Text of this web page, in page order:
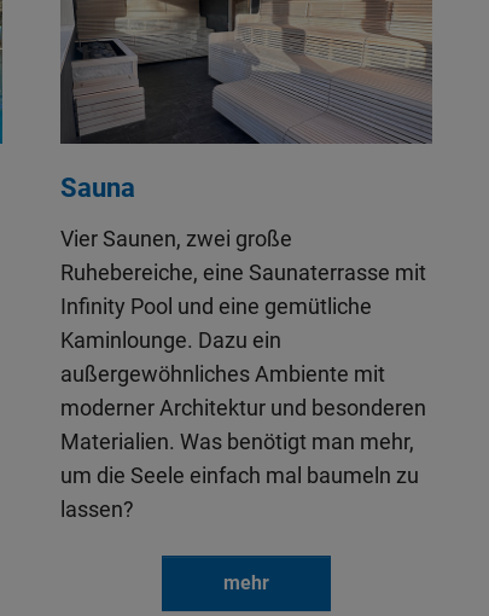
Sauna
Vier Saunen, zwei große
Ruhebereiche, eine Saunaterrasse mit
Infinity Pool und eine gemütliche
Kaminlounge. Dazu ein
außergewöhnliches Ambiente mit
moderner Architektur und besonderen
Materialien. Was benötigt man mehr,
um die Seele einfach mal baumeln zu
lassen?
mehr